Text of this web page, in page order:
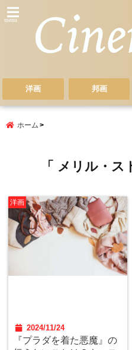
menu
洋画 邦画
ホーム
「 メリル・
洋画
2024/11/24
『プラダを着た悪魔』の